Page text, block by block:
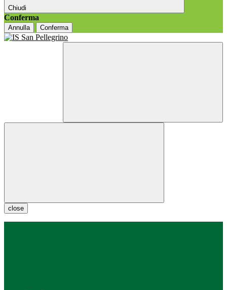
Chiudi
Conferma
Annulla Conferma
close